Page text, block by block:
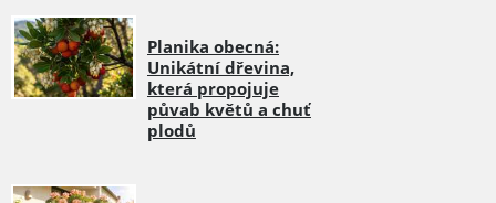
Planika obecná:
Unikátní dřevina,
která propojuje
půvab květů a chuť
plodů